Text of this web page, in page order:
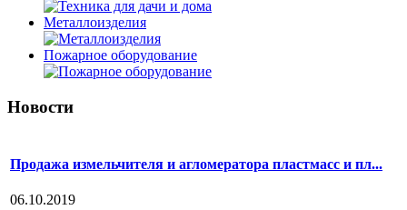
Металлоизделия
Пожарное оборудование
Новости
Продажа измельчителя и агломератора пластмасс и пл...
06.10.2019